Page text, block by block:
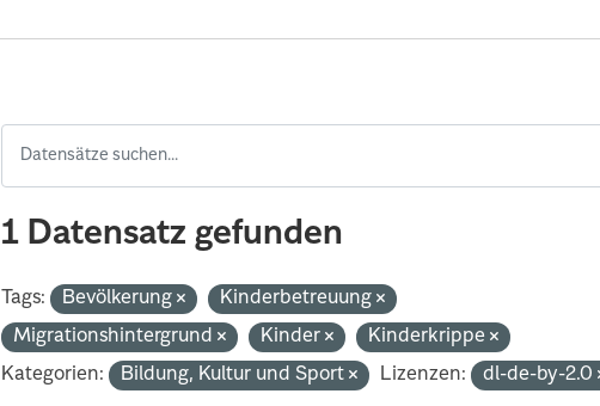
1 Datensatz gefunden
Tags: Bevölkerung
Kinderbetreuung
Migrationshintergrund
Kinder
Kinderkrippe
Kategorien:
Bildung, Kultur und Sport Lizenzen: dl-de-by-2.0